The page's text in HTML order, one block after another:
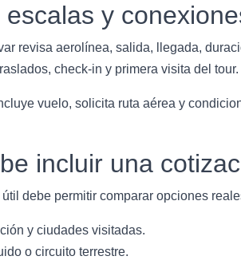
escalas y
revisa aerolínea, salida, llegada,
check-in y primera visita del tour.
vuelo, solicita ruta aérea y
incluir una
debe permitir comparar opciones
y ciudades visitadas.
o circuito terrestre.